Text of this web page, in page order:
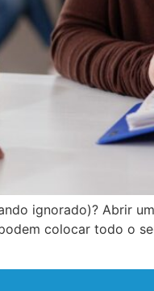
ignorado)? Abrir
colocar todo o